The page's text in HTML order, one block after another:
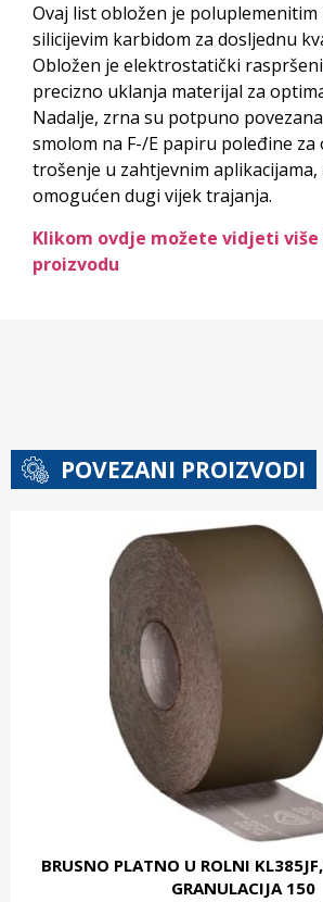
Ovaj list obložen je
silicijevim karbidom za dosljednu
Obložen je elektrostatički
precizno uklanja materijal za
Nadalje, zrna su potpuno
smolom na F-/E papiru poleđine
trošenje u zahtjevnim aplikacijama,
omogućen dugi vijek trajanja.
Klikom ovdje možete vidjeti
proizvodu
POVEZANI PROIZVODI
BRUSNO PLATNO U ROLNI
GRANULACIJA 150